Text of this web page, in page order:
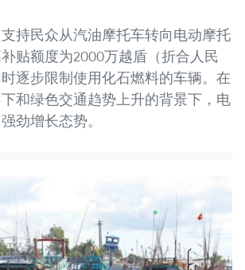
持民众从汽油摩托车转向电动摩托
贴额度为2000万越盾（折合人民
逐步限制使用化石燃料的车辆。在
和绿色交通趋势上升的背景下，电
劲增长态势。